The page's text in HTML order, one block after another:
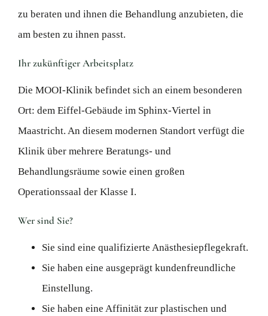
zu beraten und ihnen die Behandlung anzubieten, die
am besten zu ihnen passt.
Ihr zukünftiger Arbeitsplatz
Die MOOI-Klinik befindet sich an einem besonderen
Ort: dem Eiffel-Gebäude im Sphinx-Viertel in
Maastricht. An diesem modernen Standort verfügt die
Klinik über mehrere Beratungs- und
Behandlungsräume sowie einen großen
Operationssaal der Klasse I.
Wer sind Sie?
Sie sind eine qualifizierte Anästhesiepflegekraft.
Sie haben eine ausgeprägt kundenfreundliche
Einstellung.
Sie haben eine Affinität zur plastischen und